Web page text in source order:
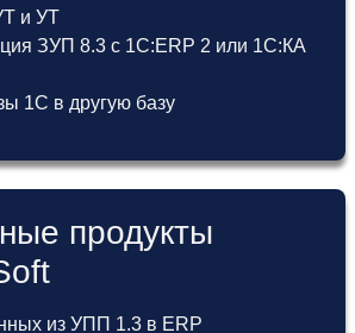
и УТ
ЗУП 8.3 с 1С:ERP 2 или 1С:КА
1С в другую базу
продукты
из УПП 1.3 в ERP